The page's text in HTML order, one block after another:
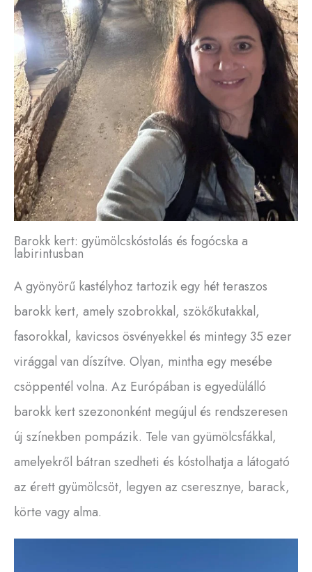
Barokk kert: gyümölcskóstolás és fogócska a
labirintusban
A gyönyörű kastélyhoz tartozik egy hét teraszos
barokk kert, amely szobrokkal, szökőkutakkal,
fasorokkal, kavicsos ösvényekkel és mintegy 35 ezer
virággal van díszítve. Olyan, mintha egy mesébe
csöppentél volna. Az Európában is egyedülálló
barokk kert szezononként megújul és rendszeresen
új színekben pompázik. Tele van gyümölcsfákkal,
amelyekről bátran szedheti és kóstolhatja a látogató
az érett gyümölcsöt, legyen az cseresznye, barack,
körte vagy alma.